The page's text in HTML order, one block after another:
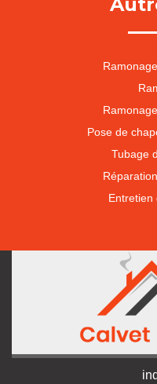
Pose de
Tubage
Entretien